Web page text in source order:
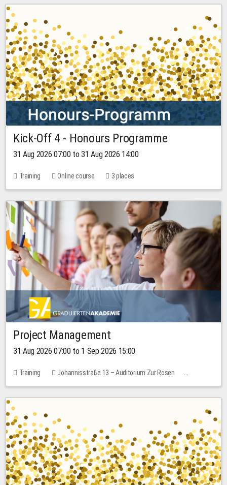
Kick-Off 4 - Honours Programme
31 Aug 2026 07:00 to 31 Aug 2026 14:00
Training Online course 3 places
Project Management
31 Aug 2026 07:00 to 1 Sep 2026 15:00
Training
Johannisstraße 13 – Auditorium Zur Rosen
No free places
30.00 EUR